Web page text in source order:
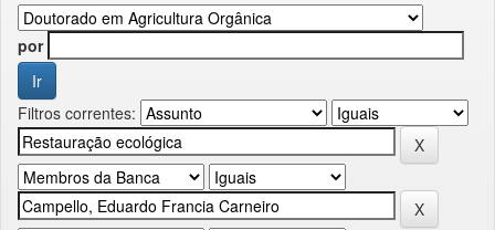
por
Filtros correntes: